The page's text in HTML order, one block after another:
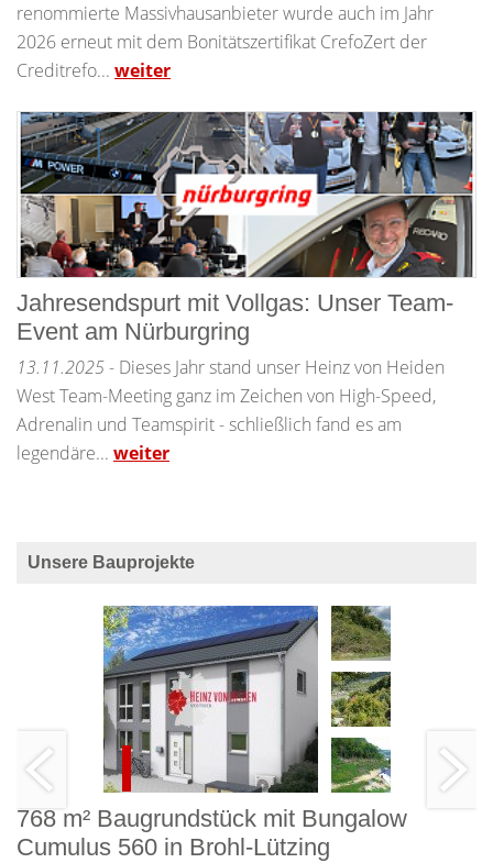
renommierte Massivhausanbieter wurde auch im Jahr
2026 erneut mit dem Bonitätszertifikat CrefoZert der
Creditrefo... weiter
Jahresendspurt mit Vollgas: Unser Team-
Event am Nürburgring
13.11.2025- Dieses Jahr stand unser Heinz von Heiden
West Team-Meeting ganz im Zeichen von High-Speed,
Adrenalin und Teamspirit - schließlich fand es am
legendäre... weiter
Unsere Bauprojekte
768 m² Baugrundstück mit Bungalow
Cumulus 560 in Brohl-Lützing